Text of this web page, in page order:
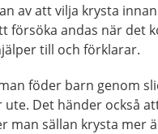
av att vilja krysta
försöka andas när det
till och förklarar.
föder barn genom
ute. Det händer också
man sällan krysta mer